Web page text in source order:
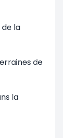
la
de
la